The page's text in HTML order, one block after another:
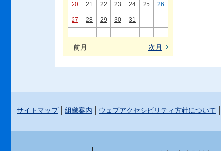
20 21 22 23 24 25 26
27 28 29 30 31
前月 次月
サイトマップ 組織案内 ウェブアクセシビリティ方針について